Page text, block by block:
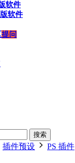
软件
软件
提问
搜索
插件预设 PS 插件